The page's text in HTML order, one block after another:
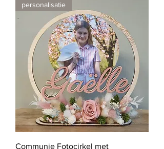
personalisatie
Communie Fotocirkel met